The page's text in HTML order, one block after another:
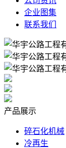
企业图集
联系我们
产品展示
碎石化机械
冷再生